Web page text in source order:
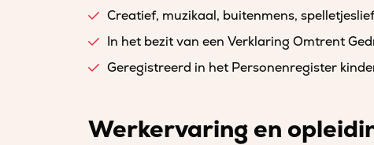
Creatief, muzikaal, buitenmens,
In het bezit van een Verklaring Omtrent
Geregistreerd in het Personenregister
Werkervaring en